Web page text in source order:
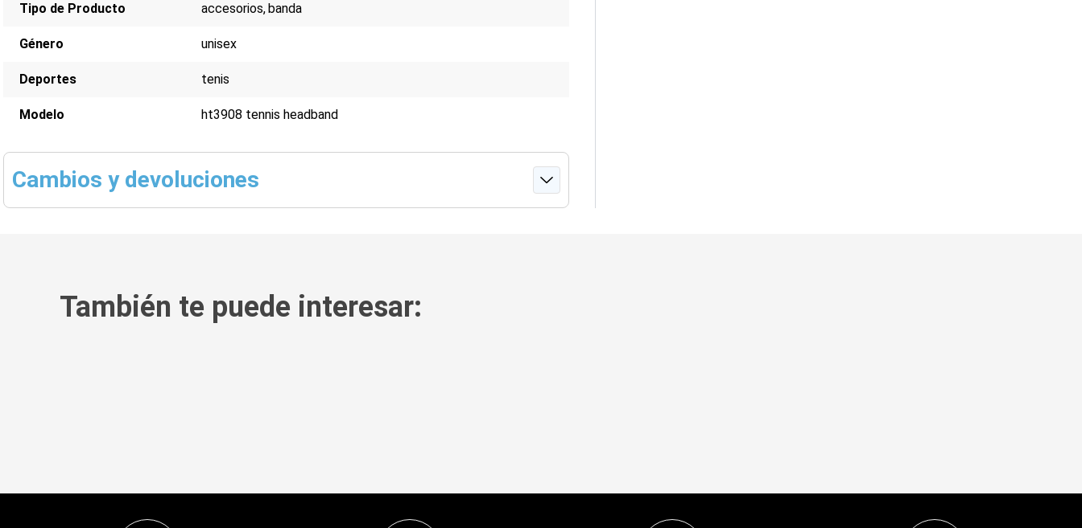
Tipo de Producto accesorios banda
Género unisex
Deportes tenis
Modelo ht3908 tennis headband
Cambios y devoluciones
También te puede interesar: